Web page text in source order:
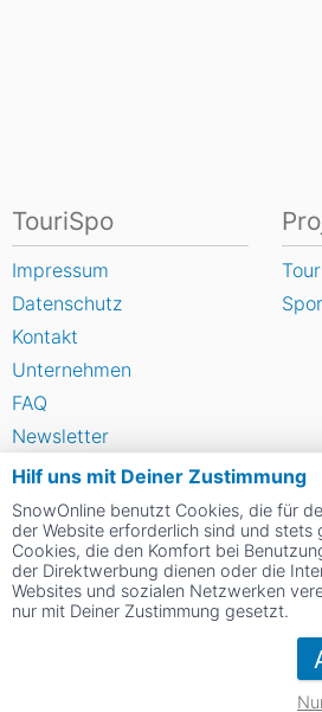
Hilf uns mit Deiner Zustimmung
SnowOnline benutzt Cookies, die für
der Website erforderlich sind und stets
Cookies, die den Komfort bei
der Direktwerbung dienen oder die
Websites und sozialen Netzwerken
nur mit Deiner Zustimmung gesetzt.
TouriSpo
Impressum
Datenschutz
Kontakt
Unternehmen
FAQ
Newsletter
Widget
Umfragen
Skigebiet bewerten
Social Web